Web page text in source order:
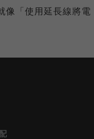
像「使用延長線將電